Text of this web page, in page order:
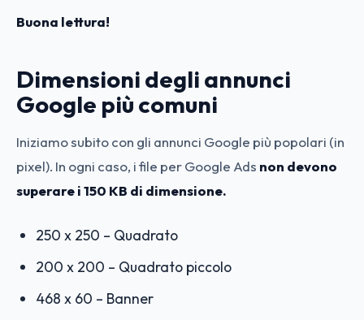
Buona lettura!
Dimensioni degli annunci
Google più comuni
Iniziamo subito con gli annunci Google più popolari (in
pixel). In ogni caso, i file per Google Ads non devono
superare i 150 KB di dimensione.
250 x 250 – Quadrato
200 x 200 – Quadrato piccolo
468 x 60 – Banner